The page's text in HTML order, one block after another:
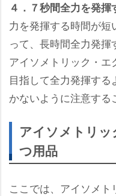
４．７秒間全力を発
力を発揮する時間が
って、長時間全力発揮
アイソメトリック・
目指して全力発揮す
かないように注意する
アイソメトリ
つ用品
ここでは、アイソメ